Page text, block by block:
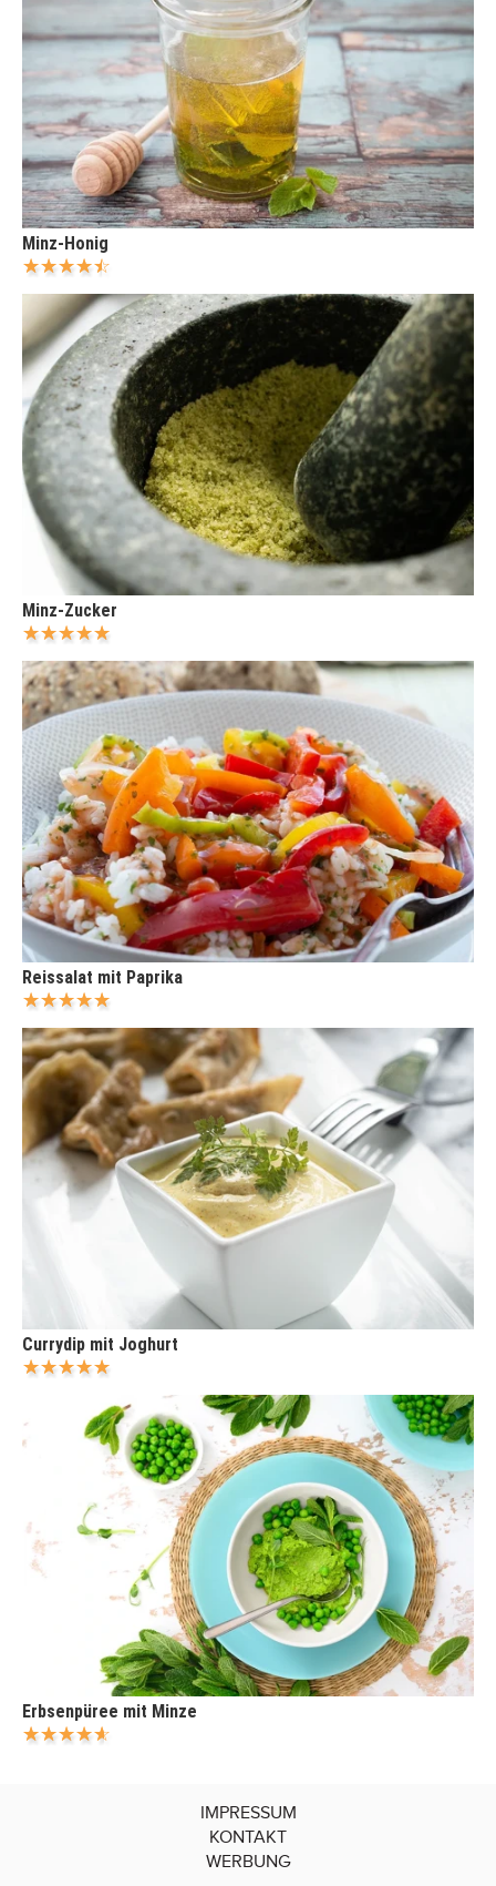
Minz-Honig
Minz-Zucker
Reissalat mit Paprika
Currydip mit Joghurt
Erbsenpüree mit Minze
IMPRESSUM
KONTAKT
WERBUNG